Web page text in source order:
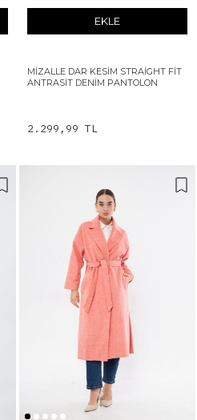
EKLE
MIZALLE DAR KESIM STRAIGHT FIT
ANTRASIT DENIM PANTOLON
2.299,99 TL